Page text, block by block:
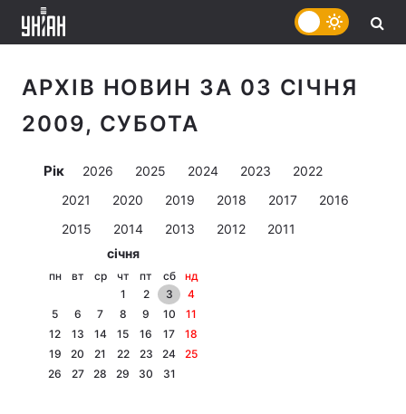
АРХІВ НОВИН ЗА 03 СІЧНЯ
2009, СУБОТА
Рік 2026 2025 2024 2023
2022
2021
2020 2019 2018 2017
2016
2015
2014 2013 2012
2011
січня
пн вт ср чт пт сб
нд
1
2 3
4
5
6 7 8 9 10
11
12
13 14 15 16 17
18
19
20 21 22 23 24
25
26
27 28 29 30 31